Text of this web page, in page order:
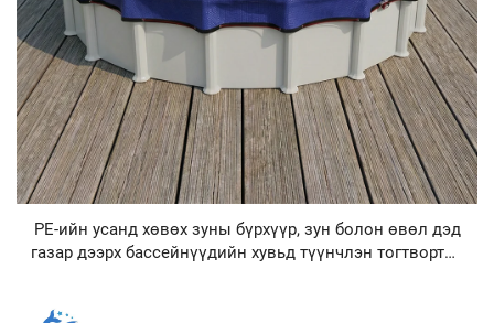
PE-ийн усанд хөвөх зуны бүрхүүр, зун болон өвөл дэд
газар дээрх бассейнүүдийн хувьд түүнчлэн тогтвортой